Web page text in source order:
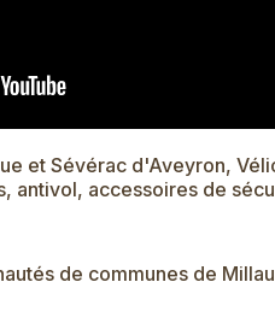
et Sévérac d'Aveyron,
antivol, accessoires de
de communes de